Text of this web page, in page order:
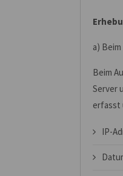
a)
Beim
Server
erfasst
IP-